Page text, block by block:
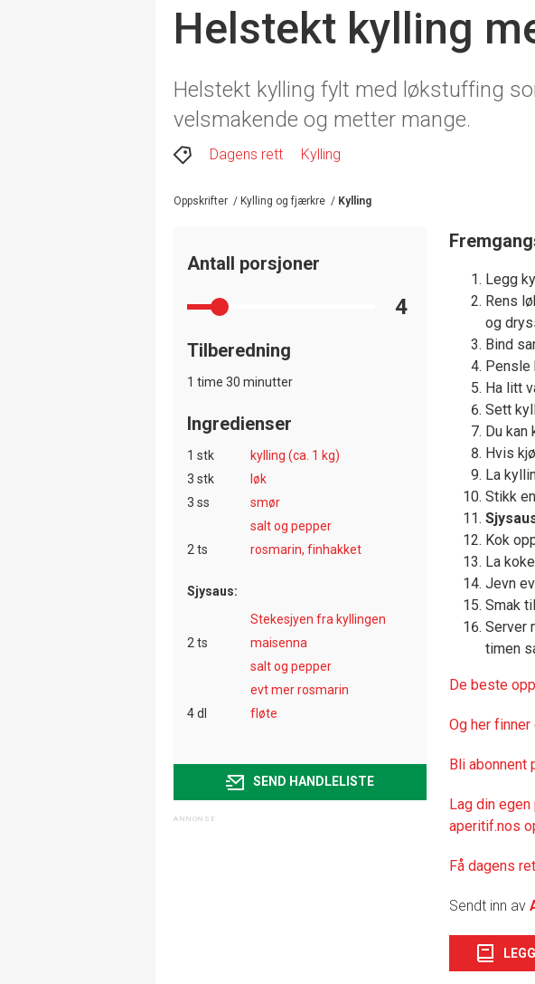
Helstekt kylling
Helstekt kylling fylt med løkstuffing
velsmakende og metter mange.
Dagens rett Kylling
Oppskrifter / Kylling og fjærkre / Kylling
Antall porsjoner
4
Tilberedning
1 time 30 minutter
Ingredienser
1 stk
kylling (ca. 1 kg)
3 stk
løk
3 ss
smør
salt og pepper
2 ts
rosmarin, finhakket
Sjysaus:
Stekesjyen fra kyllingen
2 ts
maisenna
salt og pepper
evt mer rosmarin
4 dl
fløte
SEND HANDLELISTE
Legg
Rens
og
Bind
Pensle
Ha litt
Sett
Du
Hvis
La
Stikk
Kok
La
Jevn
Smak
Server
timen
De beste
Og her
Bli
Lag din
aperitif.nos
Få dagens
Sendt inn av